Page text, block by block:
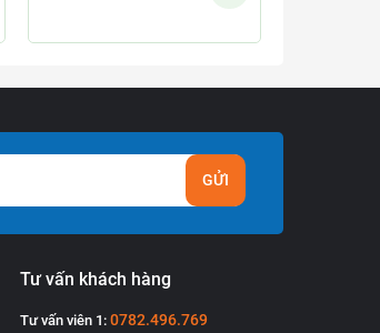
GỬI
Tư vấn khách hàng
Tư vấn viên 1:0782.496.769